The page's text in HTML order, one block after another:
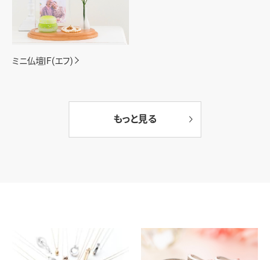
ミニ仏壇|Ｆ(エフ)
もっと見る